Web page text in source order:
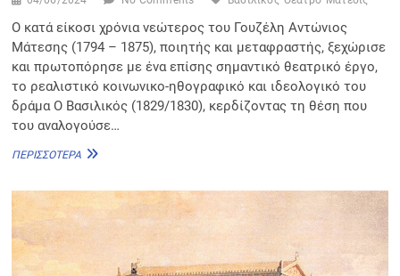
Ο κατά είκοσι χρόνια νεώτερος του Γουζέλη Αντώνιος
Μάτεσης (1794 – 1875), ποιητής και μεταφραστής, ξεχώρισε
και πρωτοπόρησε με ένα επίσης σημαντικό θεατρικό έργο,
το ρεαλιστικό κοινωνικο-ηθογραφικό και ιδεολογικό του
δράμα Ο Βασιλικός (1829/1830), κερδίζοντας τη θέση που
του αναλογούσε…
ΠΕΡΙΣΣΌΤΕΡΑ ΑΝΤΏΝΙΟΣ